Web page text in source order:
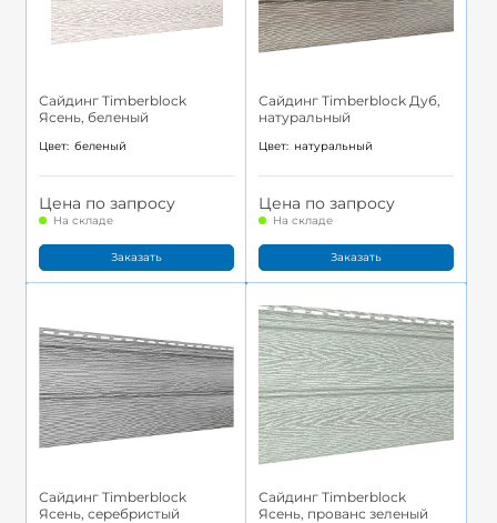
Сайдинг Timberblock
Ясень, беленый
Цвет: беленый
Цена по запросу
На складе
Заказать
Сайдинг Timberblock Дуб,
натуральный
Цвет: натуральный
Цена по запросу
На складе
Заказать
Сайдинг Timberblock
Ясень, серебристый
Сайдинг Timberblock
Ясень, прованс зеленый